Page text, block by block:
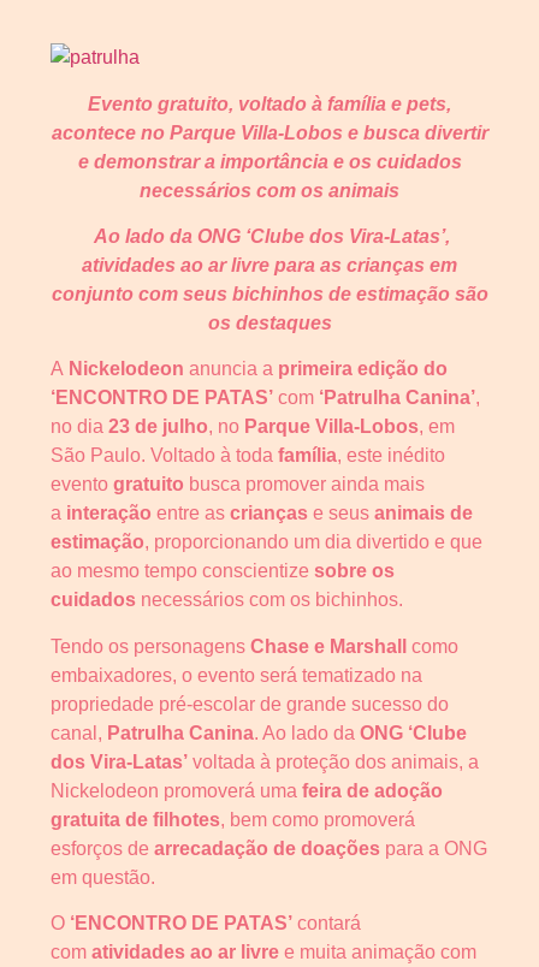
Evento gratuito, voltado à família e pets,
acontece no Parque Villa-Lobos e busca divertir
e demonstrar a importância e os cuidados
necessários com os animais
Ao lado da ONG ‘Clube dos Vira-Latas’,
atividades ao ar livre para as crianças em
conjunto com seus bichinhos de estimação são
os destaques
A Nickelodeon anuncia a primeira edição do
‘ENCONTRO DE PATAS’ com ‘Patrulha Canina’,
no dia 23 de julho, no Parque Villa-Lobos, em
São Paulo. Voltado à toda família, este inédito
evento gratuito busca promover ainda mais
a interação entre as crianças e seus animais de
estimação, proporcionando um dia divertido e que
ao mesmo tempo conscientize sobre os
cuidados necessários com os bichinhos.
Tendo os personagens Chase e Marshall
como
embaixadores, o evento será tematizado na
propriedade pré-escolar de grande sucesso do
canal, Patrulha Canina. Ao lado da ONG ‘Clube
dos Vira-Latas’ voltada à proteção dos animais, a
Nickelodeon promoverá uma feira de adoção
gratuita de filhotes, bem como promoverá
esforços de arrecadação de doações para a ONG
em questão.
O ‘ENCONTRO DE PATAS’ contará
com atividades ao ar livre e muita animação com